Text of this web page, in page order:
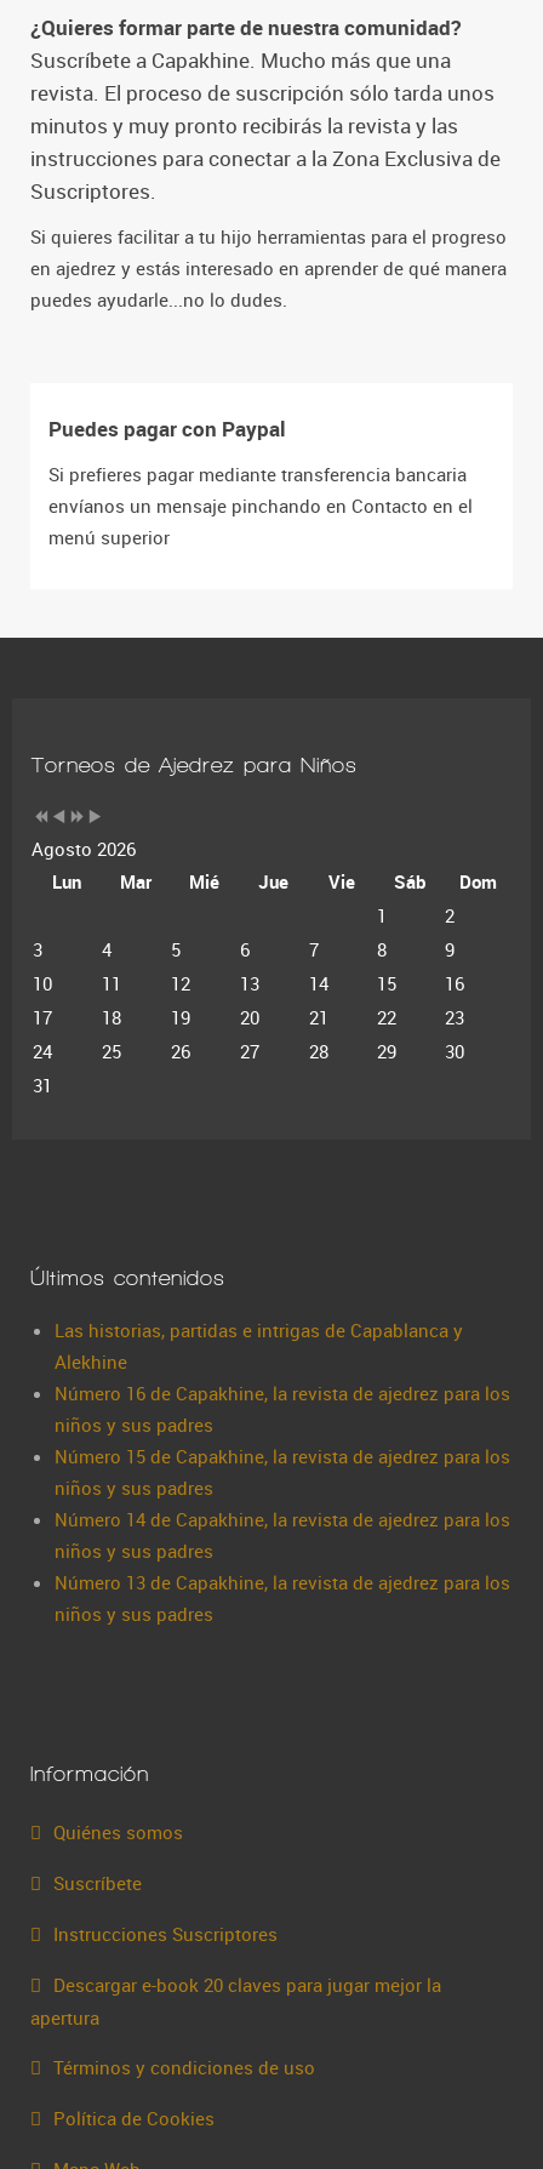
¿Quieres formar parte de nuestra comunidad?
Suscríbete a Capakhine. Mucho más que una
revista. El proceso de suscripción sólo tarda unos
minutos y muy pronto recibirás la revista y las
instrucciones para conectar a la Zona Exclusiva de
Suscriptores.
Si quieres facilitar a tu hijo herramientas para el progreso
en ajedrez y estás interesado en aprender de qué manera
puedes ayudarle...no lo dudes.
Puedes pagar con Paypal
Si prefieres pagar mediante transferencia bancaria
envíanos un mensaje pinchando en Contacto en el
menú superior
Torneos de Ajedrez para Niños
Agosto 2026
Lun
Mar Mié Jue Vie Sáb
Dom
1
2
3
4 5 6 7 8
9
10
11 12 13 14 15
16
17
18 19 20 21 22
23
24
25 26 27 28 29
30
31
Últimos contenidos
Las historias, partidas e intrigas de Capablanca y
Alekhine
Número 16 de Capakhine, la revista de ajedrez para los
niños y sus padres
Número 15 de Capakhine, la revista de ajedrez para los
niños y sus padres
Número 14 de Capakhine, la revista de ajedrez para los
niños y sus padres
Número 13 de Capakhine, la revista de ajedrez para los
niños y sus padres
Información
Quiénes somos
Suscríbete
Instrucciones Suscriptores
Descargar e-book 20 claves para jugar mejor la
apertura
Términos y condiciones de uso
Política de Cookies